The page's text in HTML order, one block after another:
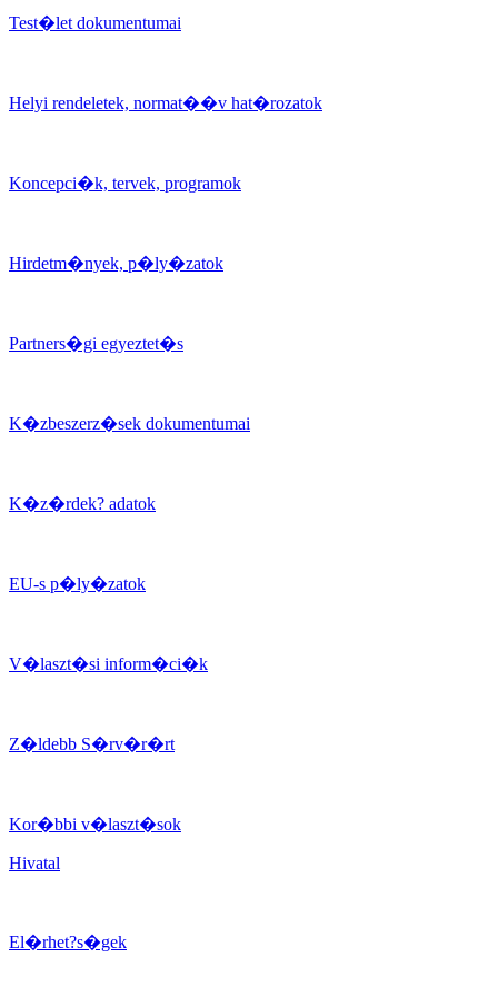
Test�let dokumentumai
Helyi rendeletek, normat��v hat�rozatok
Koncepci�k, tervek, programok
Hirdetm�nyek, p�ly�zatok
Partners�gi egyeztet�s
K�zbeszerz�sek dokumentumai
K�z�rdek? adatok
EU-s p�ly�zatok
V�laszt�si inform�ci�k
Z�ldebb S�rv�r�rt
Kor�bbi v�laszt�sok
Hivatal
El�rhet?s�gek